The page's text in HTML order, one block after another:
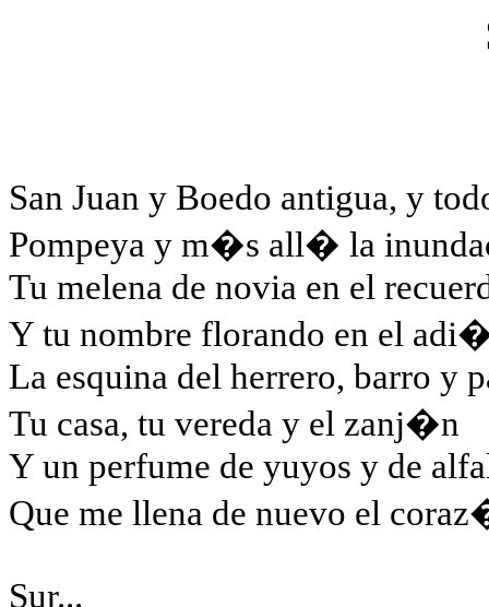
San Juan y Boedo antigua, y
Pompeya y m�s all� la
Tu melena de novia en el
Y tu nombre florando en el
La esquina del herrero, barro y
Tu casa, tu vereda y el zanj�n
Y un perfume de yuyos y de
Que me llena de nuevo el
Sur...